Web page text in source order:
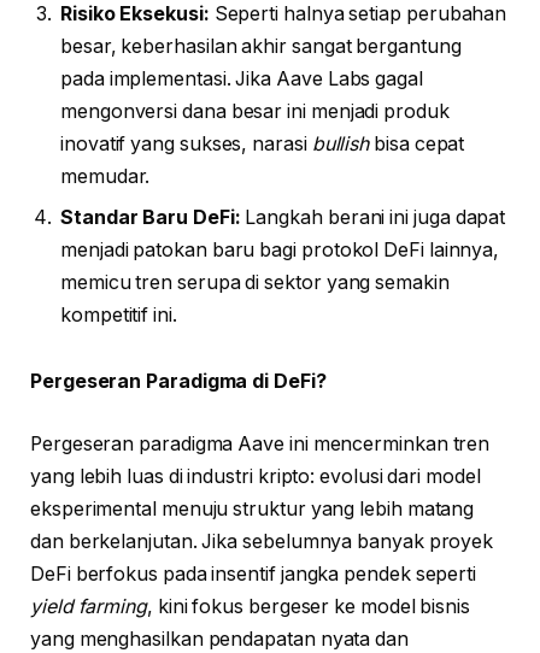
Risiko Eksekusi: Seperti halnya setiap perubahan
besar, keberhasilan akhir sangat bergantung
pada implementasi. Jika Aave Labs gagal
mengonversi dana besar ini menjadi produk
inovatif yang sukses, narasi bullishbisa cepat
memudar.
Standar Baru DeFi: Langkah berani ini juga dapat
menjadi patokan baru bagi protokol DeFi lainnya,
memicu tren serupa di sektor yang semakin
kompetitif ini.
Pergeseran Paradigma di DeFi?
Pergeseran paradigma Aave ini mencerminkan tren
yang lebih luas di industri kripto: evolusi dari model
eksperimental menuju struktur yang lebih matang
dan berkelanjutan. Jika sebelumnya banyak proyek
DeFi berfokus pada insentif jangka pendek seperti
yield farming, kini fokus bergeser ke model bisnis
yang menghasilkan pendapatan nyata dan